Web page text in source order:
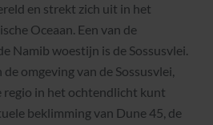
en strekt zich uit in het
Oceaan. Een van de
Namib woestijn is de Sossusvlei.
omgeving van de Sossusvlei,
regio in het ochtendlicht kunt
beklimming van Dune 45, de